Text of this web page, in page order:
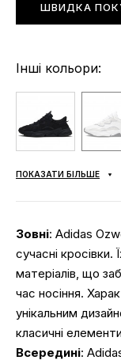
ШВИДКА
Інші кольори:
ПОКАЗАТИ БІЛЬШЕ
Зовні: Adidas
сучасні кросівки.
матеріалів, що
час носіння.
унікальним
класичні
Всередині: